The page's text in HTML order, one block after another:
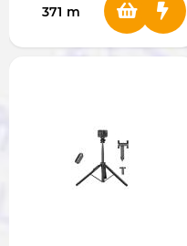
371 m